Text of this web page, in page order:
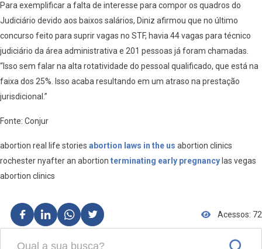
Para exemplificar a falta de interesse para compor os quadros do
Judiciário devido aos baixos salários, Diniz afirmou que no último
concurso feito para suprir vagas no STF, havia 44 vagas para técnico
judiciário da área administrativa e 201 pessoas já foram chamadas.
“Isso sem falar na alta rotatividade do pessoal qualificado, que está na
faixa dos 25%. Isso acaba resultando em um atraso na prestação
jurisdicional.”
Fonte: Conjur
abortion real life stories abortion laws in the us abortion clinics
rochester nyafter an abortion terminating early pregnancylas vegas
abortion clinics
Acessos: 72